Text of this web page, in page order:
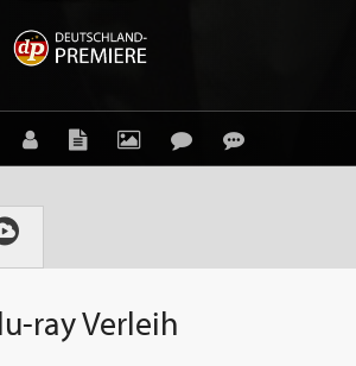
ray Verleih